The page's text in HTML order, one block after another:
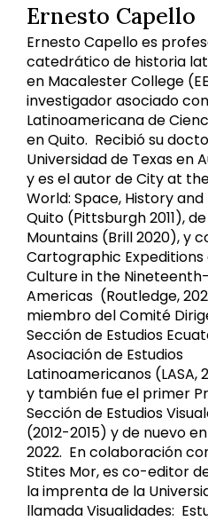
Ernesto Capello
Ernesto Capello es
catedrático de historia
en Macalester College
investigador asociado
Latinoamericana de
en Quito. Recibió su
Universidad de Texas en
y es el autor de City at
World: Space, History
Quito (Pittsburgh 2011),
Mountains (Brill 2020), y
Cartographic Expeditions
Culture in the
Americas (Routledge,
miembro del Comité
Sección de Estudios
Asociación de Estudios
Latinoamericanos (LASA,
y también fue el primer
Sección de Estudios
(2012-2015) y de nuevo
2022. En colaboración
Stites Mor, es co-editor
la imprenta de la
llamada Visualidades: